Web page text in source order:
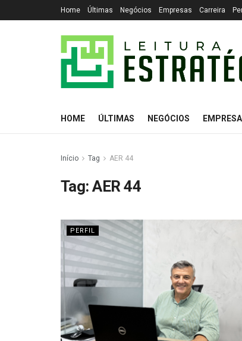
Home Últimas Negócios Empresas Carreira
HOME ÚLTIMAS NEGÓCIOS
Início Tag AER 44
Tag:AER 44
PERFIL